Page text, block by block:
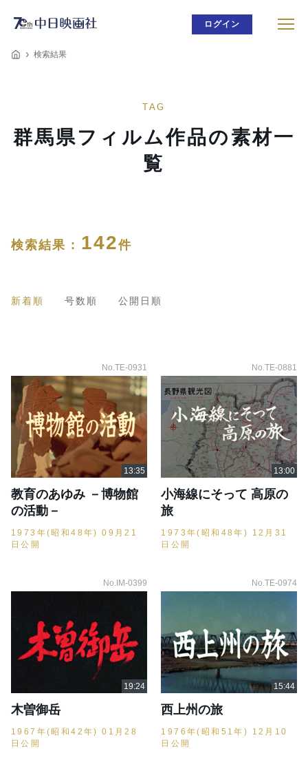
ログイン
検索結果
TAG
群馬県フィルム作品の素材一
覧
検索結果 : 142件
新着順 号数順 公開日順
No.TE-0931
教育のあゆみ －博物館
の活動－
1973年(昭和48年) 09月21
日公開
No.TE-0881
小海線にそって 高原の
旅
1973年(昭和48年) 12月31
日公開
No.IM-0399
木曽御岳
1967年(昭和42年) 01月28
日公開
No.TE-0974
西上州の旅
1976年(昭和51年) 12月10
日公開